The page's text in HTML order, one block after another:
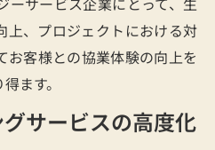
上、プロジェクトにおける対
お客様との協業体験の向上を
ます。
サービスの高度化